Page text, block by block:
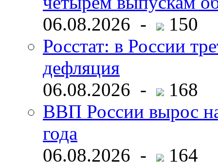
06.08.2026 -
150
Росстат: в России
дефляция
06.08.2026 -
168
ВВП России вырос
года
06.08.2026 -
164